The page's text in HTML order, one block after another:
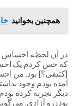
همچنین بخوانید
در آن لحظه احساس
که حس کردم یک
[کثیفی؟] بود. من
آمده بودم وجود
دیگر تجربه کرده
بودن و آزادی. می